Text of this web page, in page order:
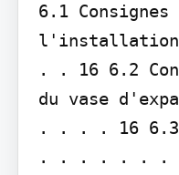
6.1
. . 16 6.2
du vase
. . . . 16
. . . . . . .